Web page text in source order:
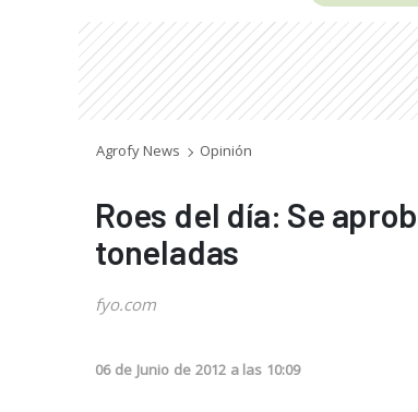
Agrofy News Opinión
Roes del día: Se
toneladas
fyo.com
06 de Junio de 2012 a las 10:09